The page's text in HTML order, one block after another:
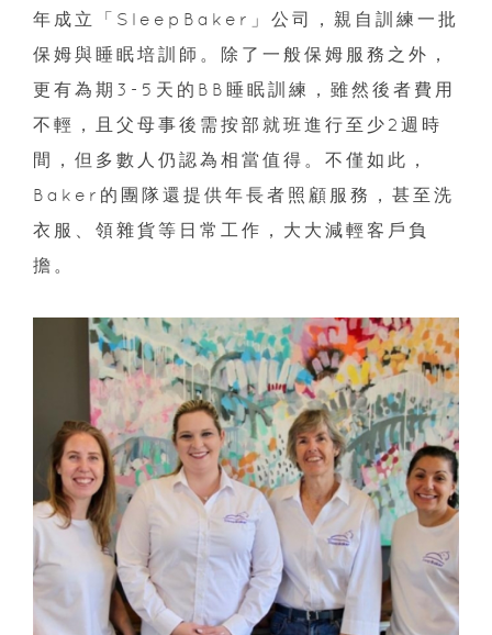
年成立「SleepBaker」公司，親自訓練一批
保姆與睡眠培訓師。除了一般保姆服務之外，
更有為期3-5天的BB睡眠訓練，雖然後者費用
不輕，且父母事後需按部就班進行至少2週時
間，但多數人仍認為相當值得。不僅如此，
Baker的團隊還提供年長者照顧服務，甚至洗
衣服、領雜貨等日常工作，大大減輕客戶負
擔。